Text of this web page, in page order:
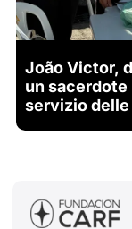
João Victor,
un sacerdote
servizio delle